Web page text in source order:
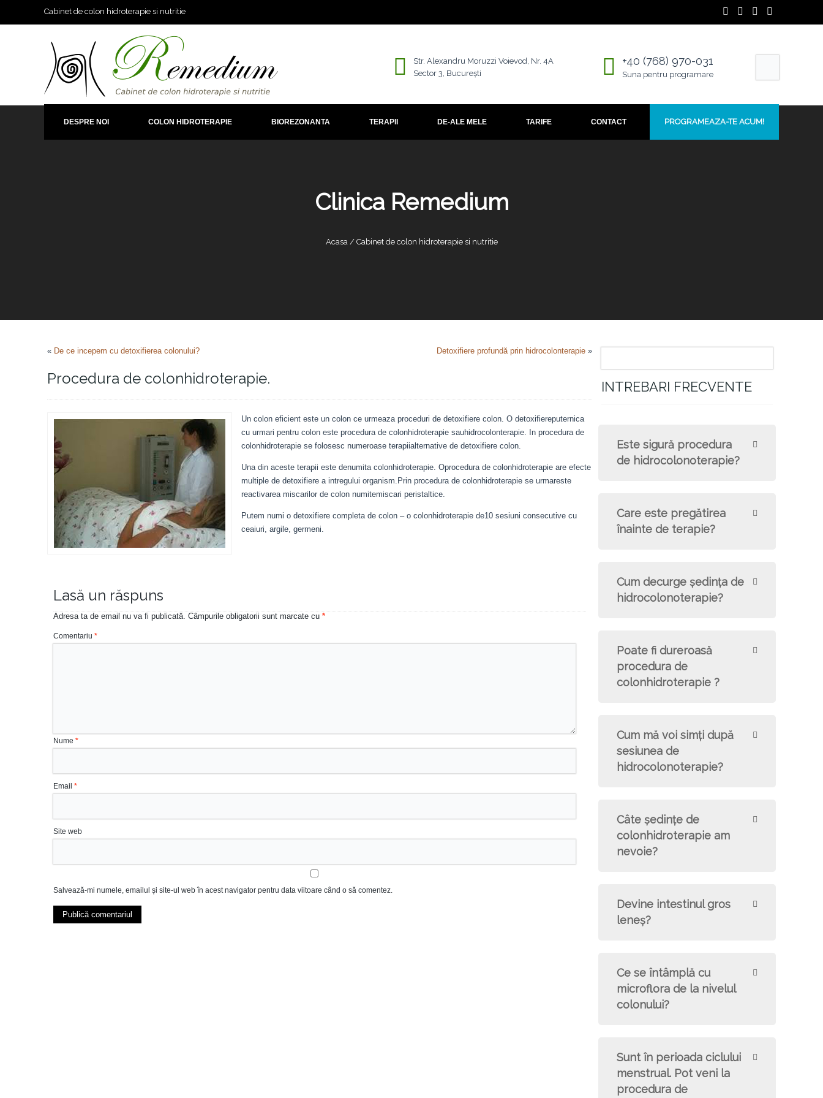
Cabinet de colon hidroterapie si nutritie
+40 (768) 970-031
Suna pentru programare
Str. Alexandru Moruzzi Voievod, Nr. 4A
Sector 3, București
PROGRAMEAZA-TE ACUM!
DESPRE NOI COLON HIDROTERAPIE BIOREZONANTA TERAPII DE-ALE MELE TARIFE CONTACT
Clinica Remedium
Acasa / Cabinet de colon hidroterapie si nutritie
« De ce incepem cu detoxifierea colonului? Detoxifiere profundă prin hidrocolonterapie »
Procedura de colonhidroterapie.
Un colon eficient este un colon ce urmeaza proceduri de detoxifiere colon. O detoxifiereputernica
cu urmari pentru colon este procedura de colonhidroterapie sauhidrocolonterapie. In procedura de
colonhidroterapie se folosesc numeroase terapiialternative de detoxifiere colon.
Una din aceste terapii este denumita colonhidroterapie. Oprocedura de colonhidroterapie are efecte
multiple de detoxifiere a intregului organism.Prin procedura de colonhidroterapie se urmareste
reactivarea miscarilor de colon numitemiscari peristaltice.
Putem numi o detoxifiere completa de colon – o colonhidroterapie de10 sesiuni consecutive cu
ceaiuri, argile, germeni.
Lasă un răspuns
Adresa ta de email nu va fi publicată. Câmpurile obligatorii sunt marcate cu *
Comentariu *
Nume *
Email *
Site web
Salvează-mi numele, emailul și site-ul web în acest navigator pentru data viitoare când o să comentez.
INTREBARI FRECVENTE
Este sigură procedura
de hidrocolonoterapie?
Care este pregătirea
înainte de terapie?
Cum decurge şedinţa de
hidrocolonoterapie?
Poate fi dureroasă
procedura de
colonhidroterapie ?
Cum mă voi simți după
sesiunea de
hidrocolonoterapie?
Câte şedinţe de
colonhidroterapie am
nevoie?
Devine intestinul gros
leneş?
Ce se întâmplă cu
microflora de la nivelul
colonului?
Sunt în perioada ciclului
menstrual. Pot veni la
procedura de